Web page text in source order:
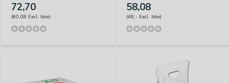
72,70
(60,08 Excl. btw)
58,08
(48,- Excl. btw)